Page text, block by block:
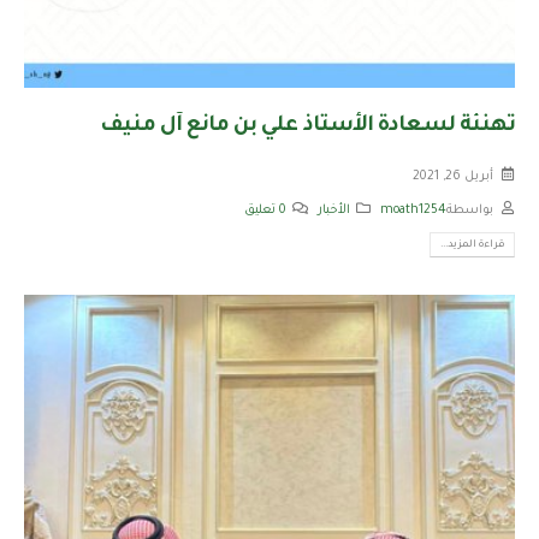
تهنئة لسعادة الأستاذ علي بن مانع آل منيف
أبريل 26, 2021
بواسطةmoath1254 الأخبار 0 تعليق
قراءة المزيد...